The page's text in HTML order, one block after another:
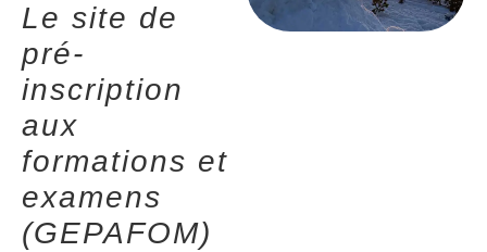
Le site de
pré-
inscription
aux
formations et
examens
(GEPAFOM)